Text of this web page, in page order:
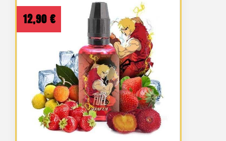
12,90 €